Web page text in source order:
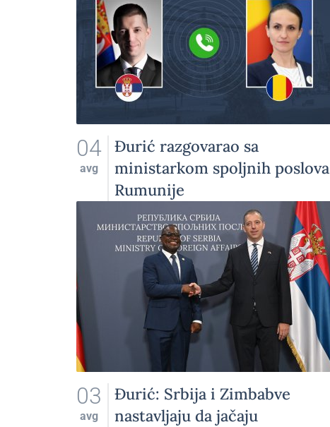
04
avg
Đurić razgovarao sa
ministarkom spoljnih poslova
Rumunije
03
avg
Đurić: Srbija i Zimbabve
nastavljaju da jačaju